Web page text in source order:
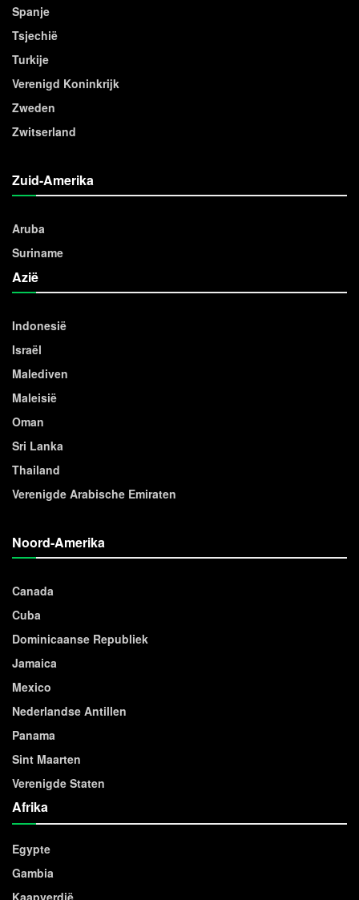
Spanje
Tsjechië
Turkije
Verenigd Koninkrijk
Zweden
Zwitserland
Zuid-Amerika
Aruba
Suriname
Azië
Indonesië
Israël
Malediven
Maleisië
Oman
Sri Lanka
Thailand
Verenigde Arabische Emiraten
Noord-Amerika
Canada
Cuba
Dominicaanse Republiek
Jamaica
Mexico
Nederlandse Antillen
Panama
Sint Maarten
Verenigde Staten
Afrika
Egypte
Gambia
Kaapverdië